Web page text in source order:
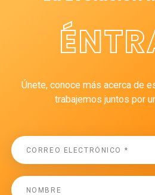
Únete, conoce más acerca de
trabajemos juntos por